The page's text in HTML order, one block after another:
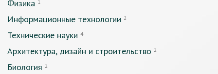
Физика 1
Информационные технологии 2
Технические науки 4
Архитектура, дизайн и строительство 2
Биология 2